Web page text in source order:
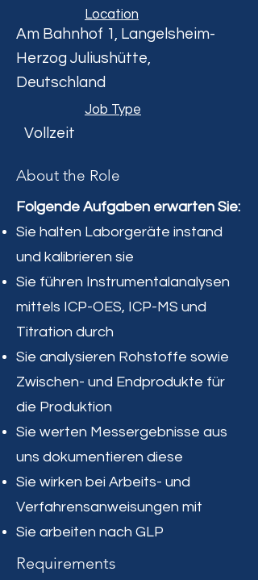
Location
Am Bahnhof 1, Langelsheim-
Herzog Juliushütte,
Deutschland
Job Type
Vollzeit
About the Role
Folgende Aufgaben erwarten Sie:
Sie halten Laborgeräte instand
und kalibrieren sie
Sie führen Instrumentalanalysen
mittels ICP-OES, ICP-MS und
Titration durch
Sie analysieren Rohstoffe sowie
Zwischen- und Endprodukte für
die Produktion
Sie werten Messergebnisse aus
uns dokumentieren diese
Sie wirken bei Arbeits- und
Verfahrensanweisungen mit
Sie arbeiten nach GLP
Requirements